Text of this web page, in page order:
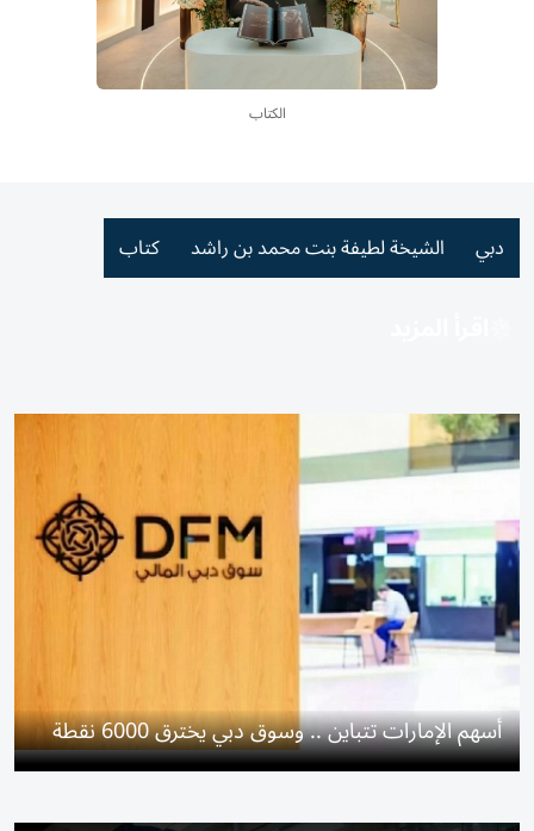
الكتاب
دبي الشيخة لطيفة بنت محمد بن راشد كتاب
أسهم الإمارات تتباين .. وسوق دبي يخترق 6000 نقطة